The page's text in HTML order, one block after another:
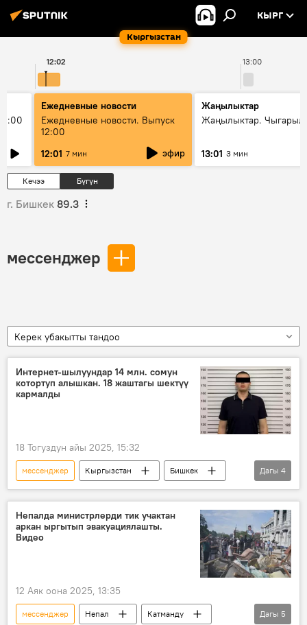
Кыргызстан
КЫРГ
13:00
12:02
Ежедневные новости
Ежедневные новости. Выпуск
12:00
12:01 7 мин эфир
Жаңылыктар
Жаңылыктар.
13:01 3 мин
Кечээ Бүгүн
г. Бишкек 89.3
мессенджер
Керек убакытты тандоо
Интернет-шылуундар 14 млн. сомун
котортуп алышкан. 18 жаштагы шектүү
кармалды
18 Тогуздун айы 2025, 15:32
мессенджер Кыргызстан
Бишкек
алдамчылык
акча
УКМК
Сүрөт
Дагы 4
Непалда министрлерди тик учактан
аркан ыргытып эвакуациялашты.
Видео
12 Аяк оона 2025, 13:35
мессенджер Непал
Катманду
Дагы 5